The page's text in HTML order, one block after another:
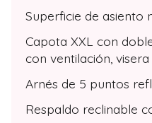
Superficie de asiento
Capota XXL con
con ventilación,
Arnés de 5 puntos
Respaldo reclinable